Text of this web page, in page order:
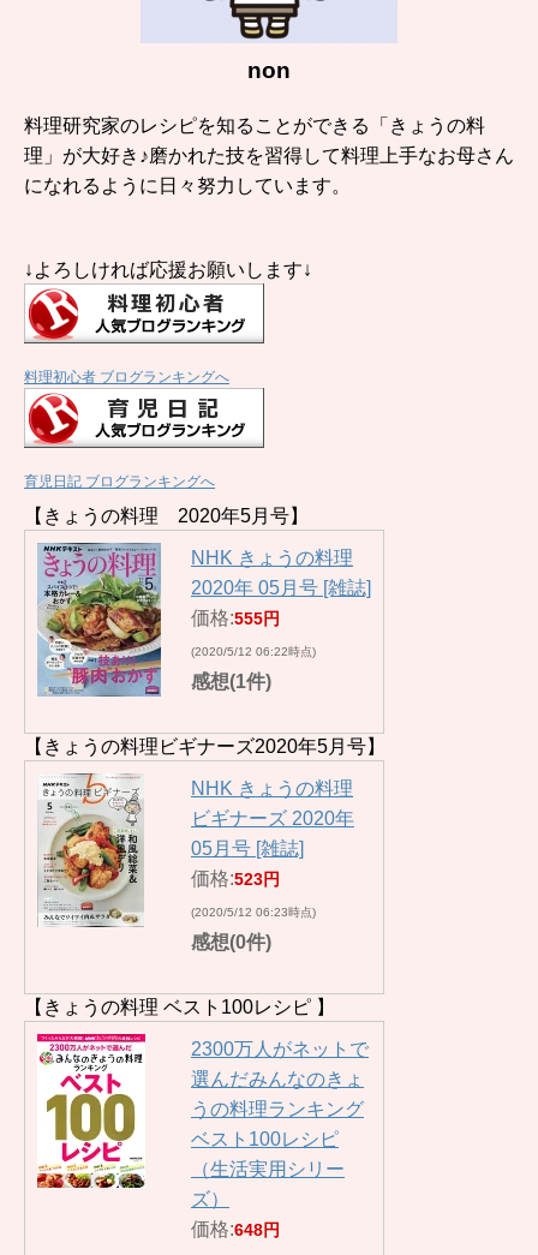
non
料理研究家のレシピを知ることができる「きょうの料
理」が大好き♪磨かれた技を習得して料理上手なお母さん
になれるように日々努力しています。
↓よろしければ応援お願いします↓
料理初心者 ブログランキングへ
育児日記 ブログランキングへ
【きょうの料理 2020年5月号】
NHK きょうの料理
2020年 05月号 [雑誌]
価格:555円
(2020/5/12 06:22時点)
感想(1件)
【きょうの料理ビギナーズ2020年5月号】
NHK きょうの料理
ビギナーズ 2020年
05月号 [雑誌]
価格:523円
(2020/5/12 06:23時点)
感想(0件)
【きょうの料理 ベスト100レシピ 】
2300万人がネットで
選んだみんなのきょ
うの料理ランキング
ベスト100レシピ
（生活実用シリー
ズ）
価格:648円